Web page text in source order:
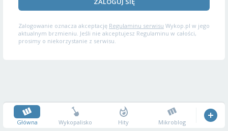
Zalogowanie oznacza akceptację Regulaminu serwisu Wykop.pl w jego
aktualnym brzmieniu. Jeśli nie akceptujesz Regulaminu w całości,
prosimy o niekorzystanie z serwisu.
Główna Wykopalisko Hity Mikroblog